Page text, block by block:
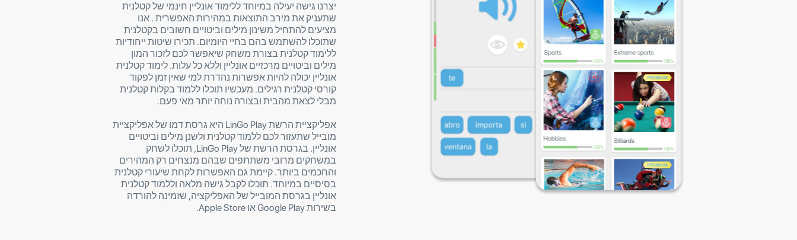
יצרנו גישה יעילה במיוחד ללימוד אונליין חינמי של קטלנית
שתעניק את מירב התוצאות במהירות האפשרית . אנו
מציעים להתחיל משינון מילים וביטויים חשובים בקטלנית
שתוכלו להשתמש בהם בחיי היומיום. תכירו שיטות ייחודיות
ללימוד קטלנית בצורת משחק שיאפשר לכם לזכור המון
מילים וביטויים מרכזיים אונליין וללא כל עלות. לימוד קטלנית
אונליין יכולה להיות אפשרות נהדרת למי שאין זמן לפקוד
קורסי קטלנית רגילים. מעכשיו תוכלו ללמוד בקלות קטלנית
מבלי לצאת מהבית ובצורה נוחה יותר מאי פעם.
אפליקציית הרשת LinGo Play היא גרסת דמו של אפליקציית
מובייל שתעזור לכם ללמוד קטלנית ולשנן מילים וביטויים
אונליין. בגרסת הרשת של LinGo Play, תוכלו לשחק
במשחקים מרובי משתתפים שבהם מנצחים רק המהירים
והחכמים ביותר. קיימת גם האפשרות לקחת שיעורי קטלנית
בסיסיים במיוחד. תוכלו לקבל גישה מלאה וללמוד קטלנית
אונליין בגרסת המובייל של האפליקציה, שזמינה להורדה
בשירות Google Play או Apple Store.